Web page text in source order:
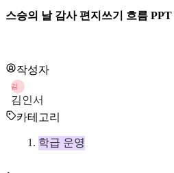
스승의 날 감사 편지쓰기 흐름 PPT
작성자
김
김인서
카테고리
학급 운영